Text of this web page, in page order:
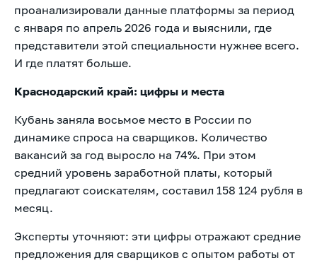
проанализировали данные платформы за период
с января по апрель 2026 года и выяснили, где
представители этой специальности нужнее всего.
И где платят больше.
Краснодарский край: цифры и места
Кубань заняла восьмое место в России по
динамике спроса на сварщиков. Количество
вакансий за год выросло на 74%. При этом
средний уровень заработной платы, который
предлагают соискателям, составил 158 124 рубля в
месяц.
Эксперты уточняют: эти цифры отражают средние
предложения для сварщиков с опытом работы от